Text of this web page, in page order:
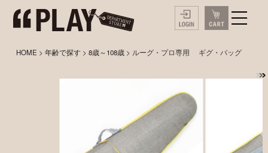
HOME >年齢で探す >8歳～108歳 > ルーグ・プロ専用 ギグ・バッグ